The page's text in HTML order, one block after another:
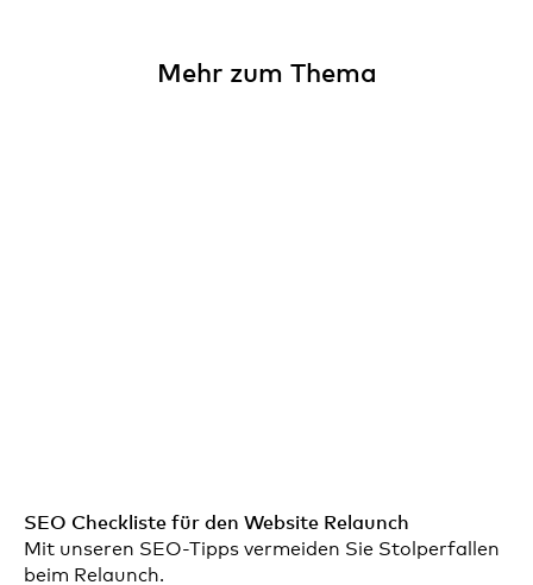
Mehr zum Thema
SEO Checkliste für den Website Relaunch
Mit unseren SEO-Tipps vermeiden Sie Stolperfallen
beim Relaunch.